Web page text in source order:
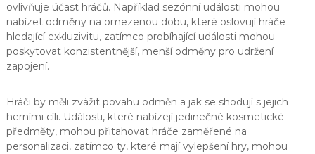
ovlivňuje účast hráčů. Například sezónní události mohou
nabízet odměny na omezenou dobu, které oslovují hráče
hledající exkluzivitu, zatímco probíhající události mohou
poskytovat konzistentnější, menší odměny pro udržení
zapojení.
Hráči by měli zvážit povahu odměn a jak se shodují s jejich
herními cíli. Události, které nabízejí jedinečné kosmetické
předměty, mohou přitahovat hráče zaměřené na
personalizaci, zatímco ty, které mají vylepšení hry, mohou